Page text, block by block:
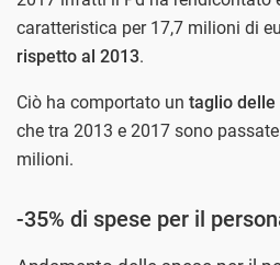
caratteristica per 17,7 milioni di
rispetto al 2013.
Ciò ha comportato un taglio delle
che tra 2013 e 2017 sono
milioni.
-35% di spese per il